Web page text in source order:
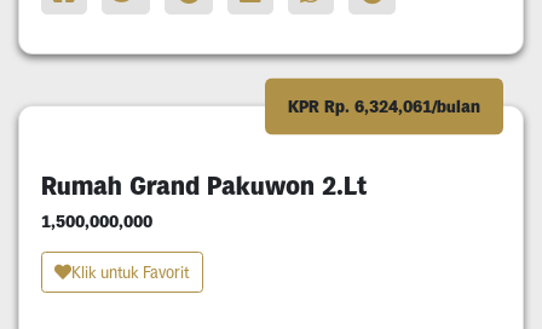
KPR Rp. 6,324,061/bulan
Rumah Grand Pakuwon 2.Lt
1,500,000,000
Klik untuk Favorit